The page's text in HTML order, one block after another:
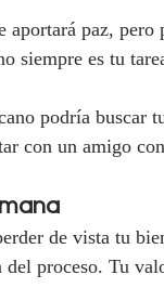
paz, pero
siempre es tu
podría buscar
con un amigo
de vista tu
proceso. Tu